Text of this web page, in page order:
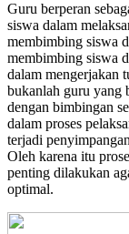
Guru berperan
siswa dalam
membimbing siswa
membimbing siswa
dalam mengerjakan
bukanlah guru yang
dengan bimbingan
dalam proses
terjadi
Oleh karena itu
penting dilakukan
optimal.